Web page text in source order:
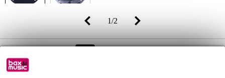
1/2
40,00 €